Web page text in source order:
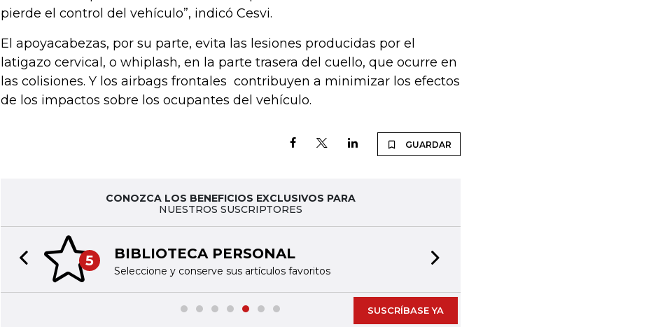
pierde el control del vehículo”, indicó Cesvi.
El apoyacabezas, por su parte, evita las lesiones producidas por el
latigazo cervical, o whiplash, en la parte trasera del cuello, que ocurre en
las colisiones. Y los airbags frontales contribuyen a minimizar los efectos
de los impactos sobre los ocupantes del vehículo.
GUARDAR
CONOZCA LOS BENEFICIOS EXCLUSIVOS PARA
NUESTROS SUSCRIPTORES
5 BIBLIOTECA PERSONAL
Seleccione y conserve sus artículos favoritos
Previous slide
SUSCRÍBASE YA